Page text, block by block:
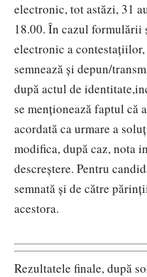
electronic, tot astăzi, 31
18.00. În cazul
electronic a
semnează și depun/
după actul de
se menționează faptul că
acordată ca urmare a
modifica, după caz, nota
descreștere. Pentru
semnată și de către
acestora.
Rezultatele finale, după